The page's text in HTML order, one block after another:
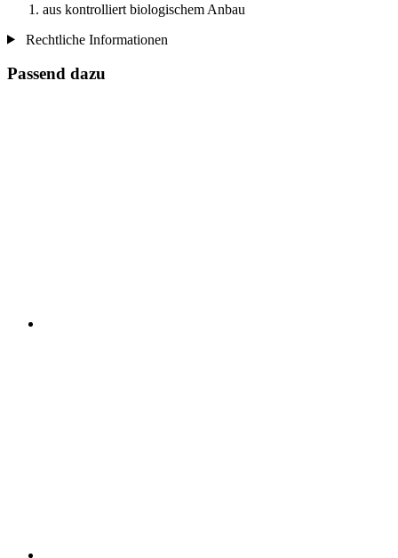
aus kontrolliert biologischem Anbau
Rechtliche Informationen
Passend dazu